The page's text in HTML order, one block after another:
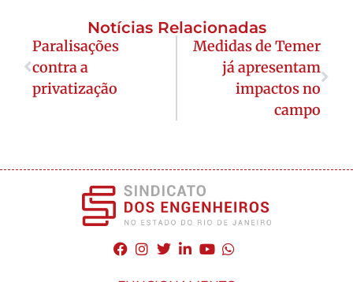
Notícias Relacionadas
Paralisações
contra a
privatização
Medidas de Temer
já apresentam
impactos no
campo